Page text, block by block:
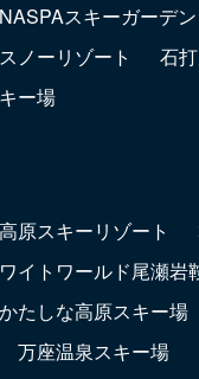
NASPAスキーガーデン
ノーリゾート 石
ー場
原スキーリゾート
イトワールド尾瀬岩
かたしな高原スキー場
万座温泉スキー場